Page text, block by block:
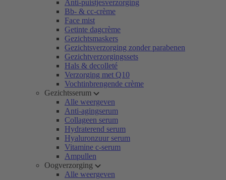
Anti-puistjesverzorging
Bb- & cc-crème
Face mist
Getinte dagcrème
Gezichtsmaskers
Gezichtsverzorging zonder parabenen
Gezichtverzorgingssets
Hals & decolleté
Verzorging met Q10
Vochtinbrengende crème
Gezichtsserum
Alle weergeven
Anti-agingserum
Collageen serum
Hydraterend serum
Hyaluronzuur serum
Vitamine c-serum
Ampullen
Oogverzorging
Alle weergeven